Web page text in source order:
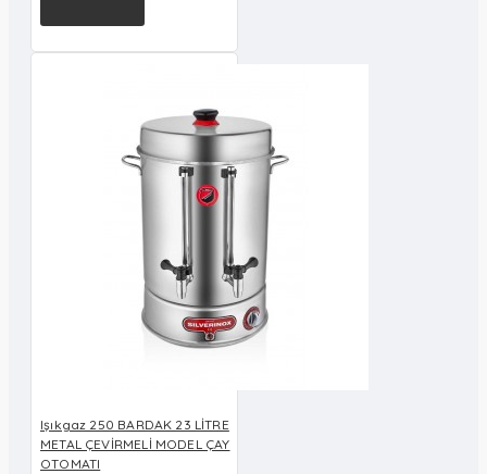
Işıkgaz 250 BARDAK 23 LİTRE
METAL ÇEVİRMELİ MODEL ÇAY
OTOMATI